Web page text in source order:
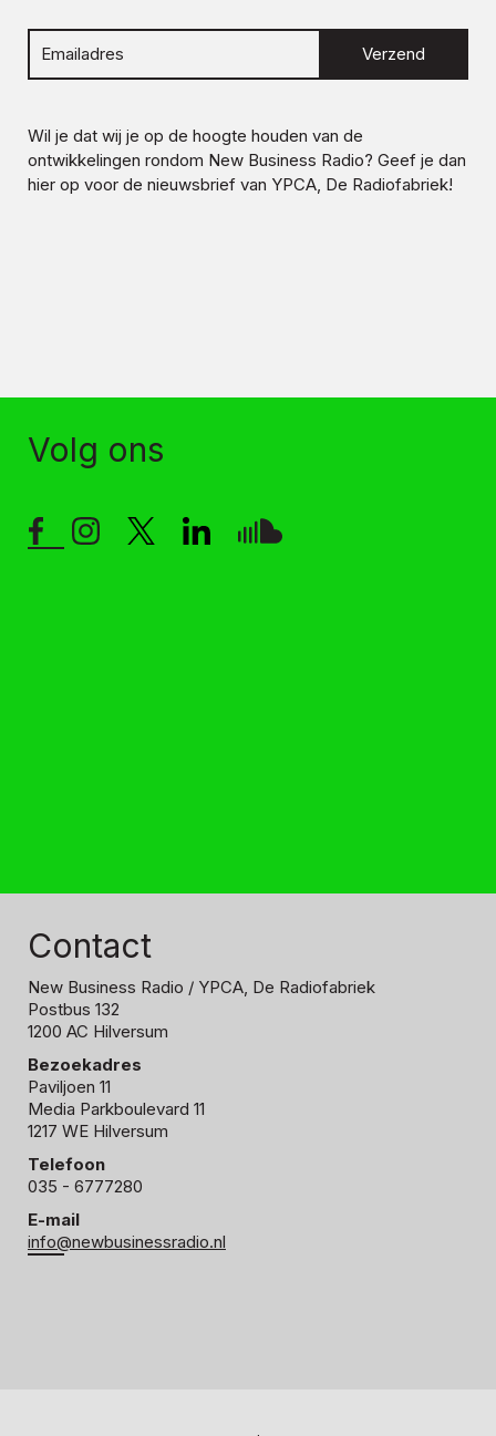
Verzend
Wil je dat wij je op de hoogte houden van de
ontwikkelingen rondom New Business Radio? Geef je dan
hier op voor de nieuwsbrief van YPCA, De Radiofabriek!
Volg ons
Contact
New Business Radio / YPCA, De Radiofabriek
Postbus 132
1200 AC Hilversum
Bezoekadres
Paviljoen 11
Media Parkboulevard 11
1217 WE Hilversum
Telefoon
035 - 6777280
E-mail
info@newbusinessradio.nl